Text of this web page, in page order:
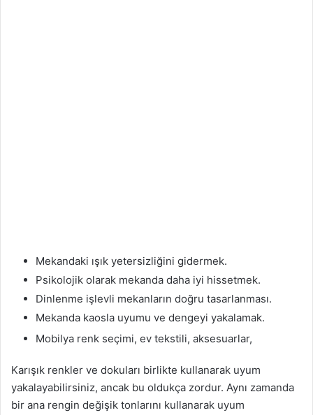
Mekandaki ışık yetersizliğini gidermek.
Psikolojik olarak mekanda daha iyi hissetmek.
Dinlenme işlevli mekanların doğru tasarlanması.
Mekanda kaosla uyumu ve dengeyi yakalamak.
Mobilya renk seçimi, ev tekstili, aksesuarlar,
Karışık renkler ve dokuları birlikte kullanarak uyum
yakalayabilirsiniz, ancak bu oldukça zordur. Aynı zamanda
bir ana rengin değişik tonlarını kullanarak uyum